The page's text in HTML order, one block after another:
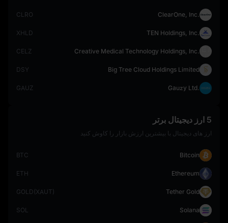
ClearOne, Inc.
CLRO
TEN Holdings, Inc.
XHLD
Creative Medical Technology Holdings, Inc.
CELZ
Big Tree Cloud Holdings Limited
DSY
Gauzy Ltd.
GAUZ
5 ارز دیجیتال برتر
ارز های دیجیتال با بیشترین ارزش بازار را کاوش کنید
Bitcoin
BTC
Ethereum
ETH
Tether Gold
GOLD(XAUT)
Solana
SOL